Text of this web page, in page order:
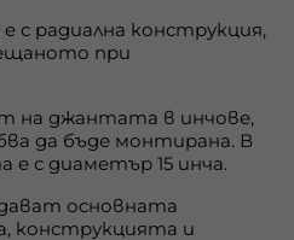
с радиална конструкция,
при
на джантата в инчове,
да бъде монтирана. В
е с диаметър 15 инча.
основната
конструкцията и